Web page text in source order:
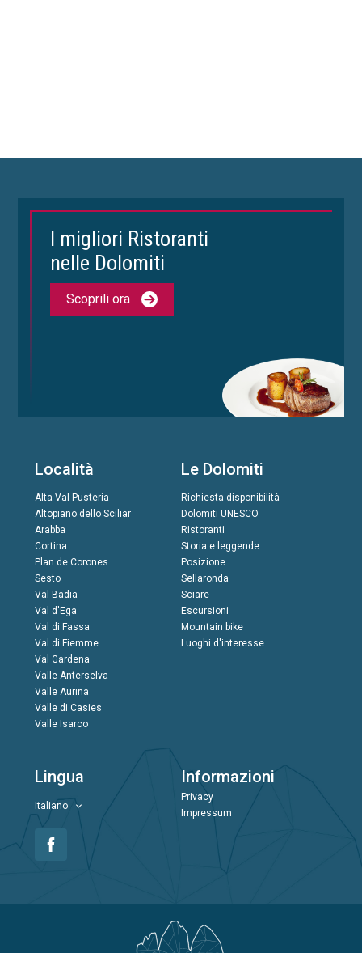
I migliori Ristoranti
nelle Dolomiti
Scoprili ora
Località
Alta Val Pusteria
Altopiano dello Sciliar
Arabba
Cortina
Plan de Corones
Sesto
Val Badia
Val d'Ega
Val di Fassa
Val di Fiemme
Val Gardena
Valle Anterselva
Valle Aurina
Valle di Casies
Valle Isarco
Le Dolomiti
Richiesta disponibilità
Dolomiti UNESCO
Ristoranti
Storia e leggende
Posizione
Sellaronda
Sciare
Escursioni
Mountain bike
Luoghi d'interesse
Lingua
Italiano
Informazioni
Privacy
Impressum